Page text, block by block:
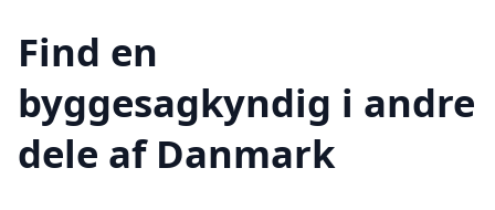
Find en
byggesagkyndig i andre
dele af Danmark